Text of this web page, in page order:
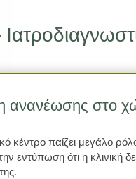
ανανέωσης στο
κέντρο παίζει μεγάλο
εντύπωση ότι η κλινική